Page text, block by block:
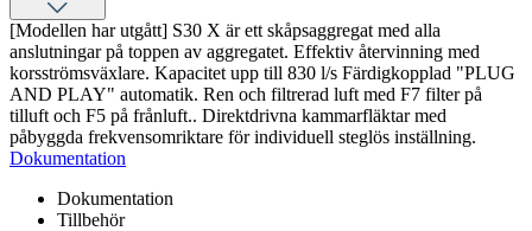
[Modellen har utgått] S30 X är ett skåpsaggregat med alla
anslutningar på toppen av aggregatet. Effektiv återvinning med
korsströmsväxlare. Kapacitet upp till 830 l/s Färdigkopplad "PLUG
AND PLAY" automatik. Ren och filtrerad luft med F7 filter på
tilluft och F5 på frånluft.. Direktdrivna kammarfläktar med
påbyggda frekvensomriktare för individuell steglös inställning.
Dokumentation
Dokumentation
Tillbehör